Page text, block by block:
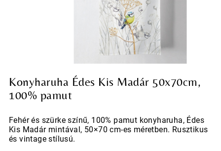
Konyharuha Édes Kis Madár 50x70cm,
100% pamut
Fehér és szürke színű, 100% pamut konyharuha, Édes
Kis Madár mintával, 50×70 cm-es méretben. Rusztikus
és vintage stílusú.